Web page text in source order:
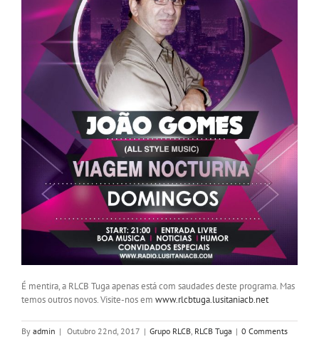
É mentira, a RLCB Tuga apenas está com saudades deste programa. Mas
temos outros novos. Visite-nos em www.rlcbtuga.lusitaniacb.net
By admin | Outubro 22nd, 2017 | Grupo RLCB, RLCB Tuga | 0 Comments